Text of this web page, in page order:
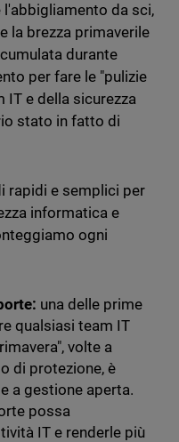
da sci,
la brezza primaverile
durante
per fare le "pulizie
IT e della sicurezza
stato in fatto di
rapidi e semplici per
informatica e
ogni
una delle prime
qualsiasi team IT
volte a
di protezione, è
a gestione aperta.
possa
IT e renderle più